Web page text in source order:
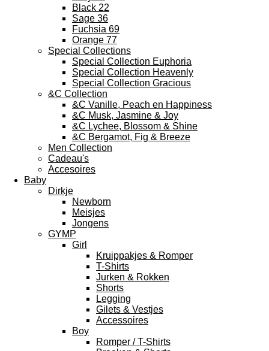
Black 22
Sage 36
Fuchsia 69
Orange 77
Special Collections
Special Collection Euphoria
Special Collection Heavenly
Special Collection Gracious
&C Collection
&C Vanille, Peach en Happiness
&C Musk, Jasmine & Joy
&C Lychee, Blossom & Shine
&C Bergamot, Fig & Breeze
Men Collection
Cadeau's
Accesoires
Baby
Dirkje
Newborn
Meisjes
Jongens
GYMP
Girl
Kruippakjes & Romper
T-Shirts
Jurken & Rokken
Shorts
Legging
Gilets & Vestjes
Accessoires
Boy
Romper / T-Shirts